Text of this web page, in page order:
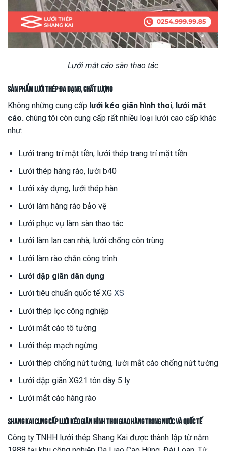
Lưới mắt cáo sàn thao tác
Sản phẩm lưới thép đa dạng, chất lượng
Không những cung cấp lưới kéo giãn hình thoi, lưới mắt
cáo. chúng tôi còn cung cấp rất nhiều loại lưới cao cấp khác
như:
Lưới trang trí mặt tiền, lưới thép trang trí mặt tiền
Lưới thép hàng rào, lưới b40
Lưới xây dựng, lưới thép hàn
Lưới làm hàng rào bảo vệ
Lưới phục vụ làm sàn thao tác
Lưới làm lan can nhà, lưới chống côn trùng
Lưới làm rào chắn công trình
Lưới dập giãn dân dụng
Lưới tiêu chuẩn quốc tế XG XS
Lưới thép lọc công nghiệp
Lưới mắt cáo tô tường
Lưới thép mạch ngừng
Lưới thép chống nứt tường, lưới mắt cáo chống nứt tường
Lưới dập giãn XG21 tôn dày 5 ly
Lưới mắt cáo hàng rào
Shang Kai cung cấplưới kéo giãn hình thoigiao hàng trong nước và quốc tế
Công ty TNHH lưới thép Shang Kai được thành lập từ năm